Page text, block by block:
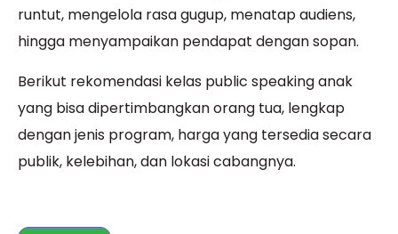
runtut, mengelola rasa gugup, menatap audiens,
hingga menyampaikan pendapat dengan sopan.
Berikut rekomendasi kelas public speaking anak
yang bisa dipertimbangkan orang tua, lengkap
dengan jenis program, harga yang tersedia secara
publik, kelebihan, dan lokasi cabangnya.